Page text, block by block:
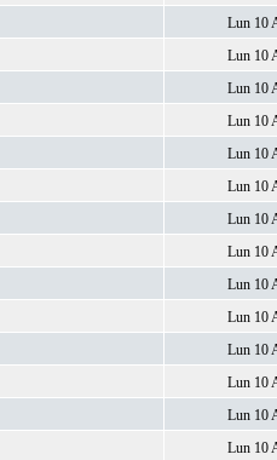
Lun 10
Lun 10
Lun 10
Lun 10
Lun 10
Lun 10
Lun 10
Lun 10
Lun 10
Lun 10
Lun 10
Lun 10
Lun 10
Lun 10